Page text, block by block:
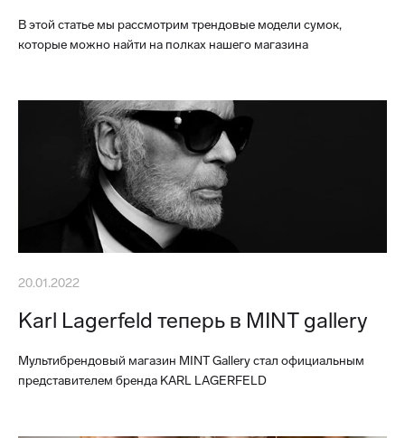
В этой статье мы рассмотрим трендовые модели сумок,
которые можно найти на полках нашего магазина
20.01.2022
Karl Lagerfeld теперь в MINT gallery
Мультибрендовый магазин MINT Gallery стал официальным
представителем бренда KARL LAGERFELD